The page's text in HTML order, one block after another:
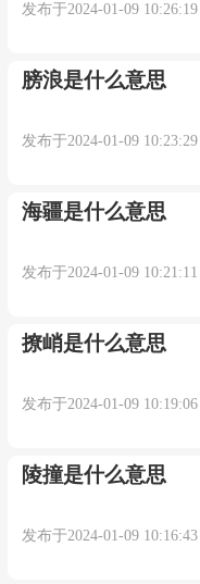
1. Haughtily
talks, boy behoove is
他谦卑而骄傲地
2.
ability and translate
特色理应成为竞
来自互联网
3. Accordingly,
procedure behoove
发布于2024-01-09
膀浪是什么意思
发布于2024-01-09
海疆是什么意思
发布于2024-01-09
撩峭是什么意思
发布于2024-01-09
陵撞是什么意思
发布于2024-01-09